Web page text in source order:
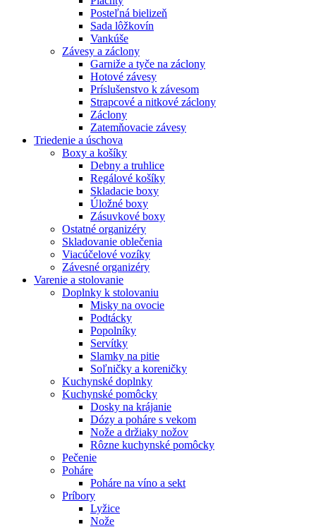
Posteľná bielizeň
Sada lôžkovín
Vankúše
Závesy a záclony
Garniže a tyče na záclony
Hotové závesy
Príslušenstvo k závesom
Strapcové a nitkové záclony
Záclony
Zatemňovacie závesy
Triedenie a úschova
Boxy a košíky
Debny a truhlice
Regálové košíky
Skladacie boxy
Úložné boxy
Zásuvkové boxy
Ostatné organizéry
Skladovanie oblečenia
Viacúčelové vozíky
Závesné organizéry
Varenie a stolovanie
Doplnky k stolovaniu
Misky na ovocie
Podtácky
Popolníky
Servítky
Slamky na pitie
Soľničky a koreničky
Kuchynské doplnky
Kuchynské pomôcky
Dosky na krájanie
Dózy a poháre s vekom
Nože a držiaky nožov
Rôzne kuchynské pomôcky
Pečenie
Poháre
Poháre na víno a sekt
Príbory
Lyžice
Nože